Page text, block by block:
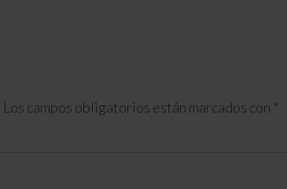
Los campos obligatorios están marcados con *